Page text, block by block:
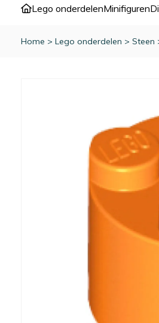
Lego onderdelenMinifiguren
Home > Lego onderdelen > Steen